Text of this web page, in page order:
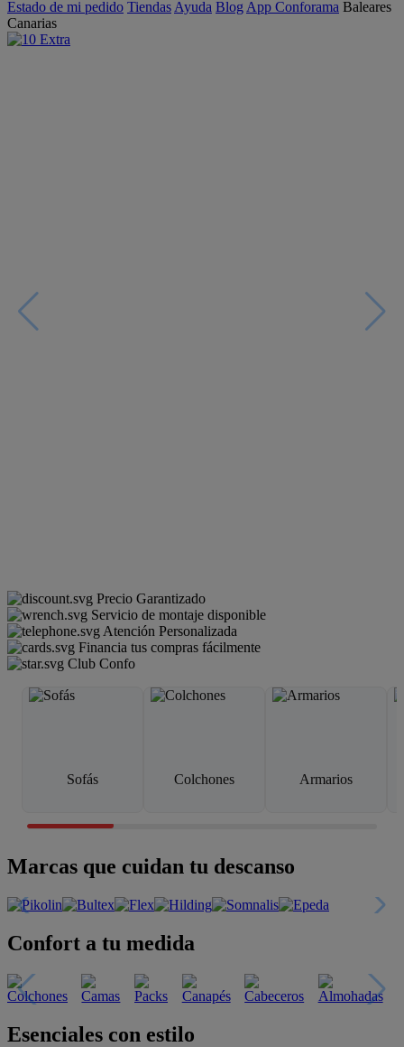
Estado de mi pedido Tiendas Ayuda Blog App Conforama Baleares
Canarias
Precio Garantizado
Servicio de montaje disponible
Atención Personalizada
Financia tus compras fácilmente
Club Confo
Sofás Colchones Armarios
Marcas que cuidan tu descanso
Confort a tu medida
Esenciales con estilo